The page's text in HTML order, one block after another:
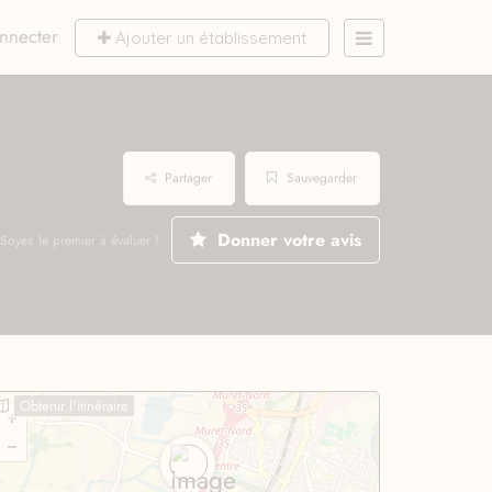
Ajouter un établissement
Sauvegarder
Partager
Soyez le premier à évaluer ! Donner votre avis
Obtenir l'itinéraire